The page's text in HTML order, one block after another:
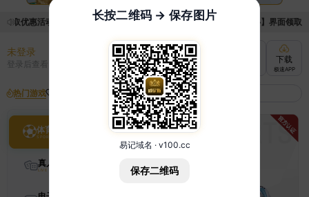
取优惠活动的手续麻烦，已新增优惠系统，现在可以前往【福利中心】界面领取
未登录
登录后查看 充值
快速到账
下载
极速APP
热门游戏
体育
真人
长按二维码 → 保存图片
易记域名 · v100.cc
保存二维码